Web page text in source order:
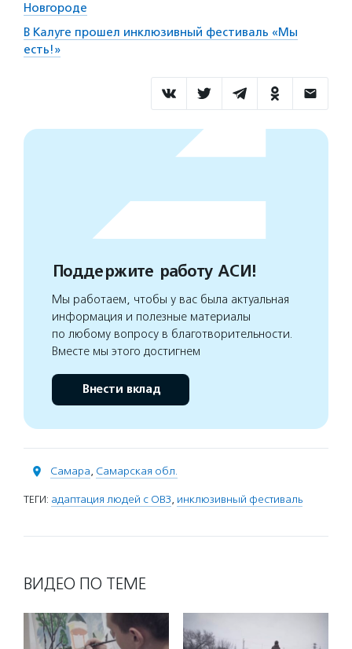
Новгороде
В Калуге прошел инклюзивный фестиваль «Мы
есть!»
Поддержите работу АСИ!
Мы работаем, чтобы у вас была актуальная
информация и полезные материалы
по любому вопросу в благотворительности.
Вместе мы этого достигнем
Внести вклад
Самара, Самарская обл.
ТЕГИ: адаптация людей с ОВЗ, инклюзивный фестиваль
ВИДЕО ПО ТЕМЕ